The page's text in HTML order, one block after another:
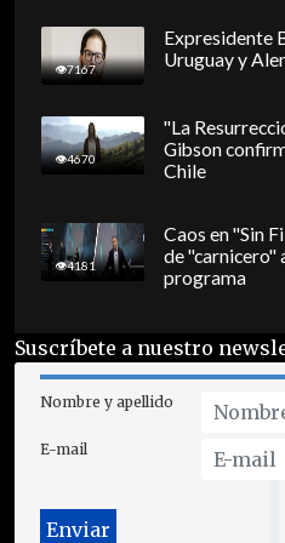
7167
Expresidente
Uruguay y
4670
"La
Gibson
Chile
4181
Caos en "Sin
de "carnicero"
programa
Suscríbete a nuestro
Nombre y apellido
E-mail